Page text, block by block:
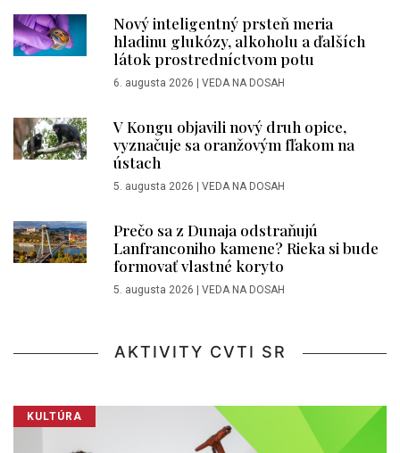
Nový inteligentný prsteň meria
hladinu glukózy, alkoholu a ďalších
látok prostredníctvom potu
6. augusta 2026 VEDA NA DOSAH
V Kongu objavili nový druh opice,
vyznačuje sa oranžovým fľakom na
ústach
5. augusta 2026 VEDA NA DOSAH
Prečo sa z Dunaja odstraňujú
Lanfranconiho kamene? Rieka si bude
formovať vlastné koryto
5. augusta 2026 VEDA NA DOSAH
AKTIVITY CVTI SR
KULTÚRA